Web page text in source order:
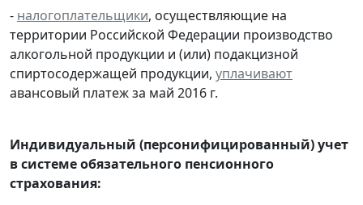
- налогоплательщики, осуществляющие на
территории Российской Федерации производство
алкогольной продукции и (или) подакцизной
спиртосодержащей продукции, уплачивают
авансовый платеж за май 2016 г.
Индивидуальный (персонифицированный) учет
в системе обязательного пенсионного
страхования: